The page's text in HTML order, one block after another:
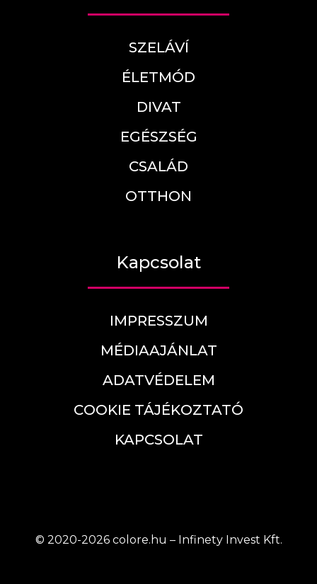
SZELÁVÍ
ÉLETMÓD
DIVAT
EGÉSZSÉG
CSALÁD
OTTHON
Kapcsolat
IMPRESSZUM
MÉDIAAJÁNLAT
ADATVÉDELEM
COOKIE TÁJÉKOZTATÓ
KAPCSOLAT
© 2020-2026 colore.hu – Infinety Invest Kft.